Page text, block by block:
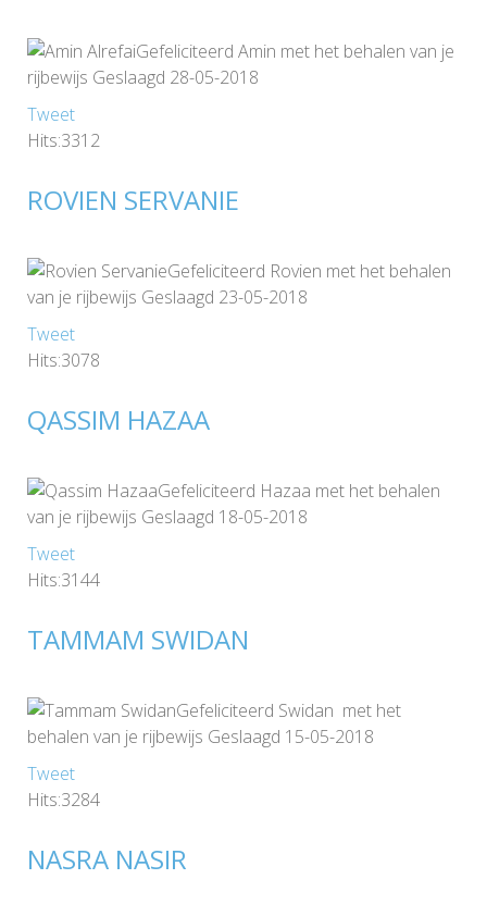
Gefeliciteerd Amin met het behalen van je
rijbewijs Geslaagd 28-05-2018
Tweet
Hits:3312
ROVIEN SERVANIE
Gefeliciteerd Rovien met het behalen
van je rijbewijs Geslaagd 23-05-2018
Tweet
Hits:3078
QASSIM HAZAA
Gefeliciteerd Hazaa met het behalen
van je rijbewijs Geslaagd 18-05-2018
Tweet
Hits:3144
TAMMAM SWIDAN
Gefeliciteerd Swidan met het
behalen van je rijbewijs Geslaagd 15-05-2018
Tweet
Hits:3284
NASRA NASIR